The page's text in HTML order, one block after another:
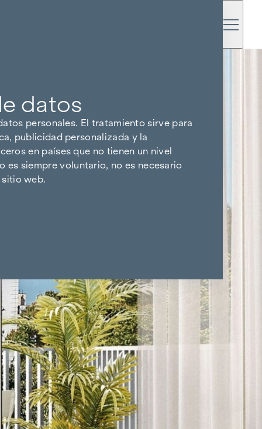
datos
personales. El tratamiento sirve para
publicidad personalizada y la
en países que no tienen un nivel
es siempre voluntario, no es necesario
web.